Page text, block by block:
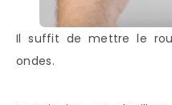
Il suffit de mettre le
ondes.